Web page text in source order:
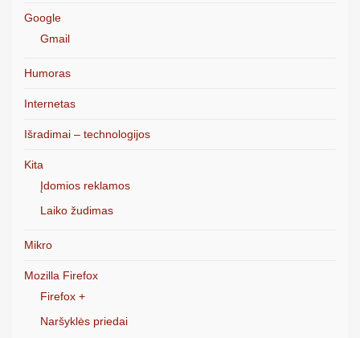
Google
Gmail
Humoras
Internetas
Išradimai – technologijos
Kita
Įdomios reklamos
Laiko žudimas
Mikro
Mozilla Firefox
Firefox +
Naršyklės priedai